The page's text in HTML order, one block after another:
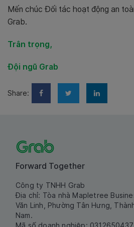
Mến chúc Đối tác hoạt động an
Grab.
Trân trọng,
Đội ngũ Grab
Share:
Forward Together
Công ty TNHH Grab
Địa chỉ: Tòa nhà Mapletree
Văn Linh, Phường Tân Hưng,
Nam.
Mã số doanh nghiệp: